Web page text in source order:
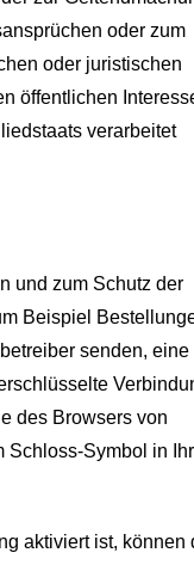
oder zum
oder juristischen
öffentlichen
verarbeitet
und zum Schutz der
Beispiel
senden, eine
des Browsers von
Schloss-Symbol in
aktiviert ist, können